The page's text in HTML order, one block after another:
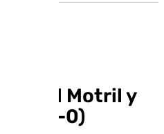
al Motril y
(5-0)